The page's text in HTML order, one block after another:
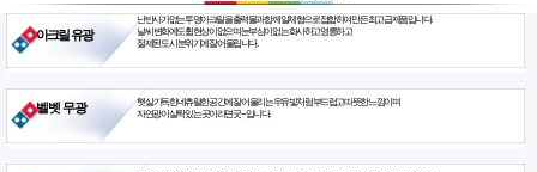
아크릴 유광
난반사가 없는 투명아크릴을 출력물과 함께 일체형으로 접합하여 만든 최고급 제품입니다.
날씨 변화에도 휨현상이 없으며 눈부심이 없는 화사하고 영롱하고
절제된 도시 분위기에 잘 어울립니다.
벨벳 무광
햇살 가득한 네츄럴한 공간에 잘 어울리는 우유빛처럼 부드럽고 따뜻한 느낌이며
자연광이 살짝 있는 곳이라면 굿~ 입니다.